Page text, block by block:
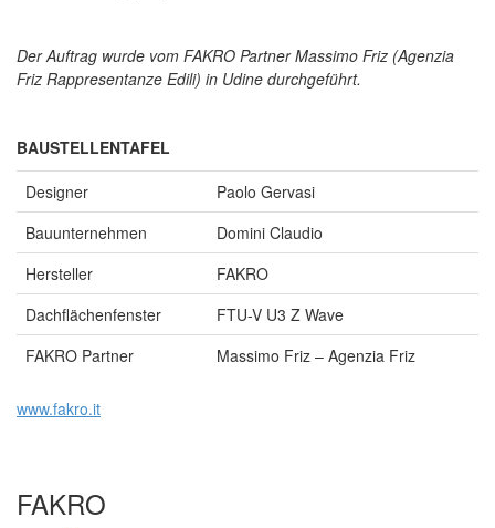
Der Auftrag wurde vom FAKRO Partner Massimo Friz (Agenzia
Friz Rappresentanze Edili) in Udine durchgeführt.
BAUSTELLENTAFEL
Designer
Paolo Gervasi
Bauunternehmen
Domini Claudio
Hersteller
FAKRO
Dachflächenfenster
FTU-V U3 Z Wave
FAKRO Partner
Massimo Friz – Agenzia Friz
www.fakro.it
FAKRO